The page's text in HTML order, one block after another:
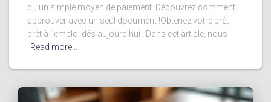
qu’un simple moyen de paiement. Découvrez comment
approuver avec un seul document !Obtenez votre prêt
prêt à l’emploi dès aujourd’hui ! Dans cet article, nous
Read more…